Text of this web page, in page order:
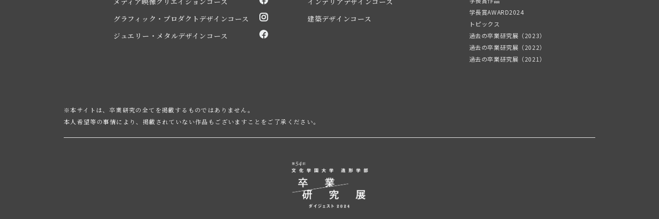
グラフィック・プロダクトデザインコース
ジュエリー・メタルデザインコース
建築デザインコース
学長賞AWARD2024
トピックス
過去の卒業研究展（2023）
過去の卒業研究展（2022）
過去の卒業研究展（2021）
※本サイトは、卒業研究の全てを掲載するものではありません。
本人希望等の事情により、掲載されていない作品もございますことをご了承ください。